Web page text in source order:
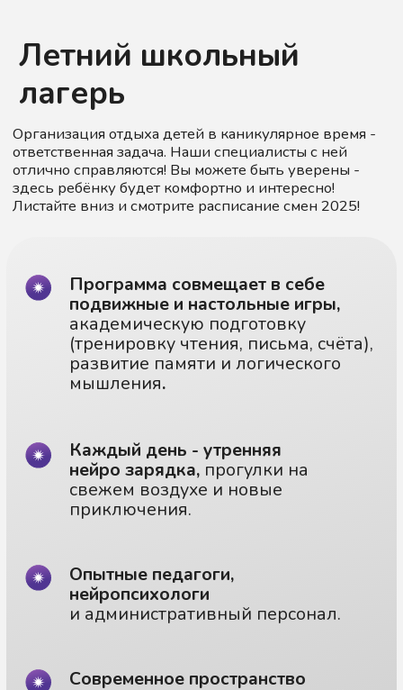
Организация отдыха детей в каникулярное время -
ответственная задача. Наши специалисты с ней
здесь ребёнку будет комфортно и интересно!
Листайте вниз и смотрите расписание смен 2025!
Летний школьный
лагерь
Программа совмещает в себе
подвижные и настольные игры,
мышления
Каждый день - утренняя
нейро зарядка, прогулки на
свежем воздухе и новые
приключения.
Современное пространство
Центра оборудовано для детей
и родителей: спортивный
свободное пространство для
игры, отдыха и приёма пищи.
и административный персонал.